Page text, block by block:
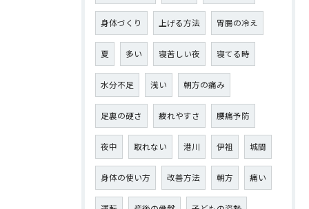
身体づくり 上げる方法 胃腸の冷え
夏 多い 寝苦しい夜 寝てる時
水分不足 浅い 朝方の痛み
足裏の硬さ 疲れやすさ 腰痛予防
夜中 取れない 港川 伊祖 城間
身体の使い方 改善方法 朝方 痛い